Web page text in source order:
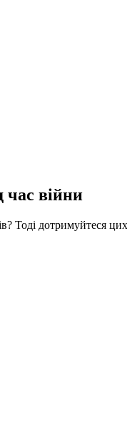
час війни
дотримуйтеся